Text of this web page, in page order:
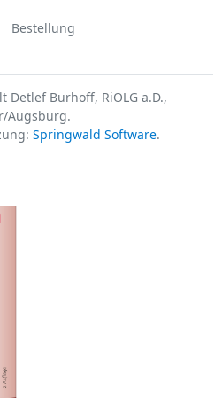
Bestellung
Detlef Burhoff, RiOLG a.D.,
Augsburg.
Springwald Software.